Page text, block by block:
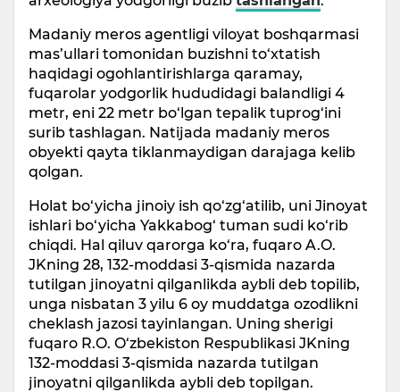
Madaniy meros agentligi viloyat boshqarmasi
mas’ullari tomonidan buzishni to‘xtatish
haqidagi ogohlantirishlarga qaramay,
fuqarolar yodgorlik hududidagi balandligi 4
metr, eni 22 metr bo‘lgan tepalik tuprog‘ini
surib tashlagan. Natijada madaniy meros
obyekti qayta tiklanmaydigan darajaga kelib
qolgan.
Holat bo‘yicha jinoiy ish qo‘zg‘atilib, uni Jinoyat
ishlari bo‘yicha Yakkabog‘ tuman sudi ko‘rib
chiqdi. Hal qiluv qarorga ko‘ra, fuqaro A.O.
JKning 28, 132-moddasi 3-qismida nazarda
tutilgan jinoyatni qilganlikda aybli deb topilib,
unga nisbatan 3 yilu 6 oy muddatga ozodlikni
cheklash jazosi tayinlangan. Uning sherigi
fuqaro R.O. O‘zbekiston Respublikasi JKning
132-moddasi 3-qismida nazarda tutilgan
jinoyatni qilganlikda aybli deb topilgan.